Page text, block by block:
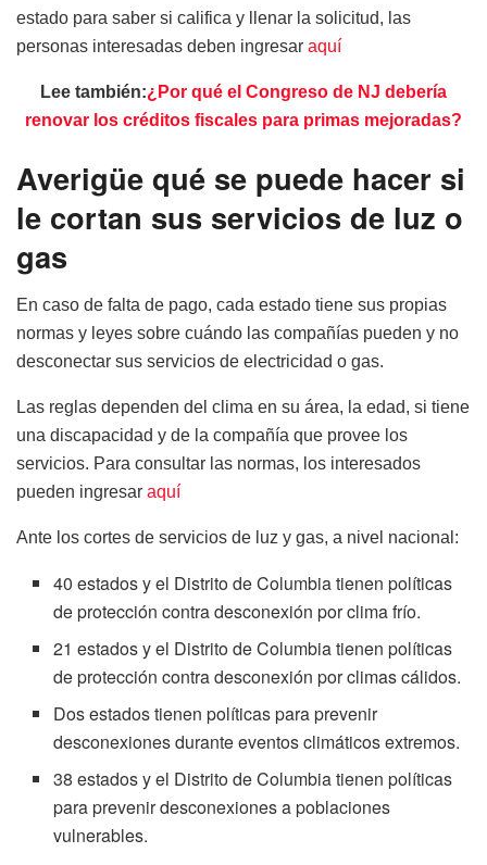
estado para saber si califica y llenar la solicitud, las
personas interesadas deben ingresar aquí
Lee también:¿Por qué el Congreso de NJ debería
renovar los créditos fiscales para primas mejoradas?
Averigüe qué se puede hacer si
le cortan sus servicios de luz o
gas
En caso de falta de pago, cada estado tiene sus propias
normas y leyes sobre cuándo las compañías pueden y no
desconectar sus servicios de electricidad o gas.
Las reglas dependen del clima en su área, la edad, si tiene
una discapacidad y de la compañía que provee los
servicios. Para consultar las normas, los interesados
pueden ingresar aquí
Ante los cortes de servicios de luz y gas, a nivel nacional:
40 estados y el Distrito de Columbia tienen políticas
de protección contra desconexión por clima frío.
21 estados y el Distrito de Columbia tienen políticas
de protección contra desconexión por climas cálidos.
Dos estados tienen políticas para prevenir
desconexiones durante eventos climáticos extremos.
38 estados y el Distrito de Columbia tienen políticas
para prevenir desconexiones a poblaciones
vulnerables.